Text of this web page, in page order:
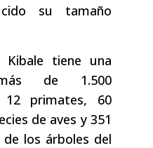
su tamaño
Kibale tiene una
de 1.500
12 primates, 60
de aves y 351
los árboles del